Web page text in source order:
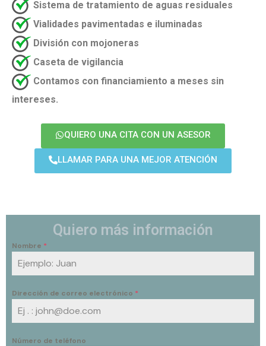
Sistema de tratamiento de aguas residuales
Vialidades pavimentadas e iluminadas
División con mojoneras
Caseta de vigilancia
Contamos con financiamiento a meses sin
intereses.
QUIERO UNA CITA CON UN ASESOR
LLAMAR PARA UNA MEJOR ATENCIÓN
Quiero más información
Nombre *
Dirección de correo electrónico *
Número de teléfono